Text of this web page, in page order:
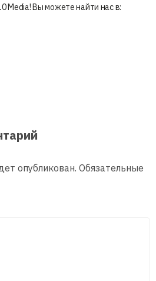
Media! Вы можете найти нас в:
опубликован. Обязательные